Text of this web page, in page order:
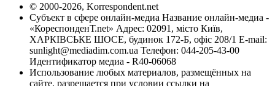
© 2000-2026, Korrespondent.net
Субъект в сфере онлайн-медиа Название онлайн-медиа -
«КореспонденТ.net» Адрес: 02091, місто Київ,
ХАРКІВСЬКЕ ШОСЕ, будинок 172-Б, офіс 208/1 E-mail:
sunlight@mediadim.com.ua Телефон: 044-205-43-00
Идентификатор медиа - R40-06068
Использование любых материалов, размещённых на
сайте, разрешается при условии ссылки на